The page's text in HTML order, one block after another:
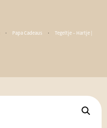
· Papa Cadeaus · Tegeltje – Hartje |